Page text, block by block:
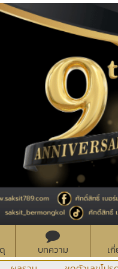
บทความ
เ